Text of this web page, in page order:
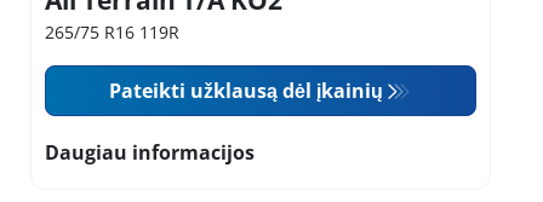
265/75 R16 119R
Pateikti užklausą dėl įkainių
Daugiau informacijos